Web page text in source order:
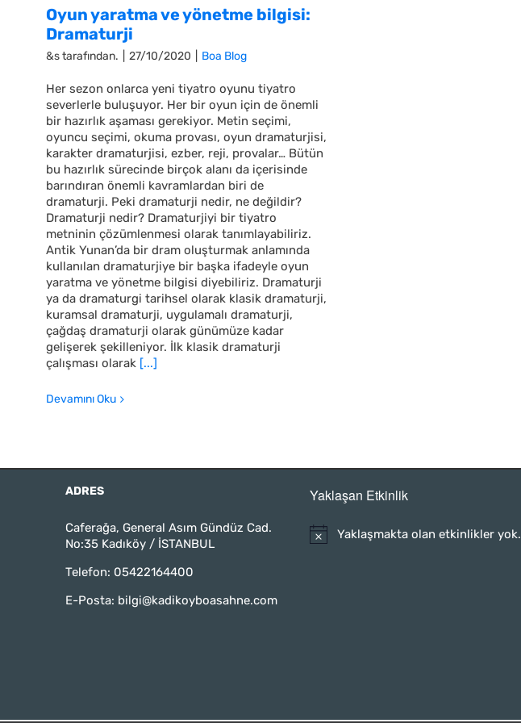
Oyun yaratma ve yönetme bilgisi:
Dramaturji
&s tarafından. 27/10/2020 Boa Blog
Her sezon onlarca yeni tiyatro oyunu tiyatro
severlerle buluşuyor. Her bir oyun için de önemli
bir hazırlık aşaması gerekiyor. Metin seçimi,
oyuncu seçimi, okuma provası, oyun dramaturjisi,
karakter dramaturjisi, ezber, reji, provalar… Bütün
bu hazırlık sürecinde birçok alanı da içerisinde
barındıran önemli kavramlardan biri de
dramaturji. Peki dramaturji nedir, ne değildir?
Dramaturji nedir? Dramaturjiyi bir tiyatro
metninin çözümlenmesi olarak tanımlayabiliriz.
Antik Yunan’da bir dram oluşturmak anlamında
kullanılan dramaturjiye bir başka ifadeyle oyun
yaratma ve yönetme bilgisi diyebiliriz. Dramaturji
ya da dramaturgi tarihsel olarak klasik dramaturji,
kuramsal dramaturji, uygulamalı dramaturji,
çağdaş dramaturji olarak günümüze kadar
gelişerek şekilleniyor. İlk klasik dramaturji
çalışması olarak [...]
Devamını Oku
ADRES
Caferağa, General Asım Gündüz Cad.
No:35 Kadıköy / İSTANBUL
Telefon: 05422164400
E-Posta: bilgi@kadikoyboasahne.com
Yaklaşan Etkinlik
Yaklaşmakta olan etkinlikler yok.